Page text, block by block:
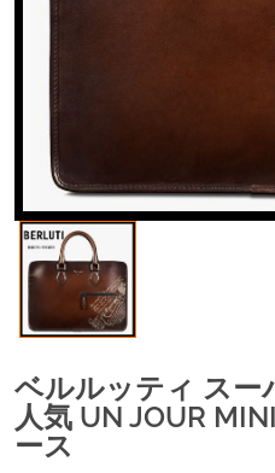
ベルルッティ ス
人気 UN JOUR
ース